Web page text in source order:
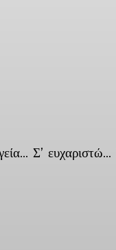
Σ’